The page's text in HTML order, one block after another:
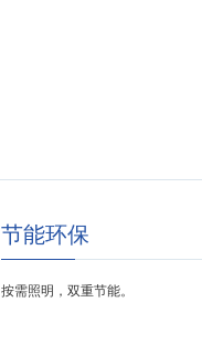
节能环保
按需照明，双重节能。